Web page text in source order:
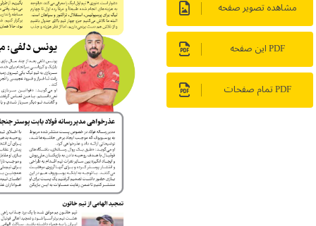
مشاهده تصویر صفحه
PDF این صفحه
PDF تمام صفحات